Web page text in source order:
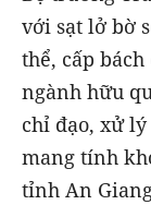
với sạt lở bờ
thể, cấp
ngành hữu
chỉ đạo, xử
mang tính
tỉnh An